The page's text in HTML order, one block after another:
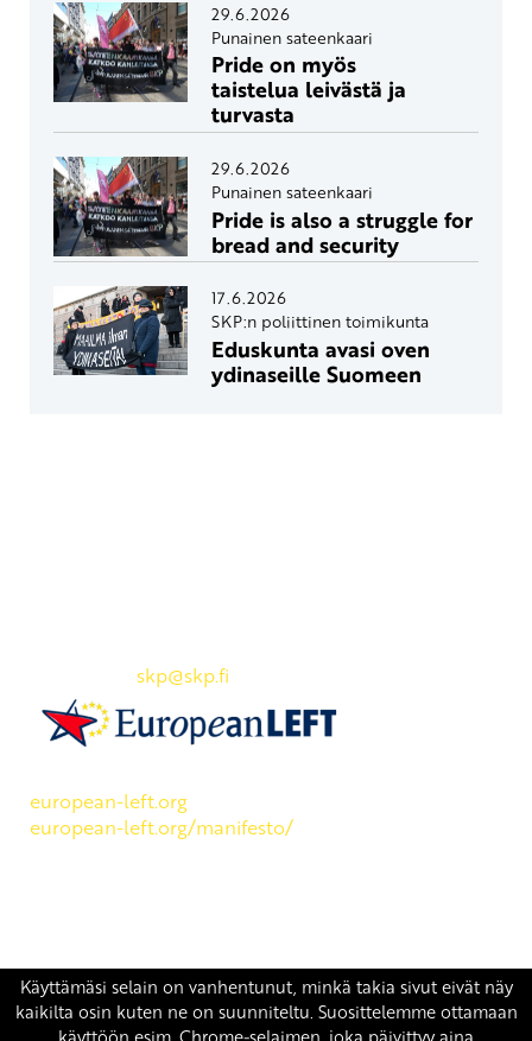
29.6.2026
Punainen sateenkaari
Pride on myös
taistelua leivästä ja
turvasta
29.6.2026
Punainen sateenkaari
Pride is also a struggle for
bread and security
17.6.2026
SKP:n poliittinen toimikunta
Eduskunta avasi oven
ydinaseille Suomeen
skp@skp.fi
european-left.org
european-left.org/manifesto/
Copyright 2026 © SKP| Tietosuojaseloste